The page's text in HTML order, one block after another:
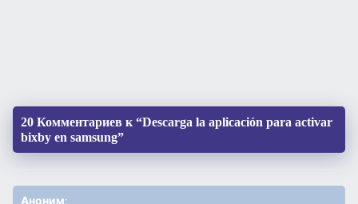
20 Комментариев к “Descarga la aplicación para activar
bixby en samsung”
Аноним: